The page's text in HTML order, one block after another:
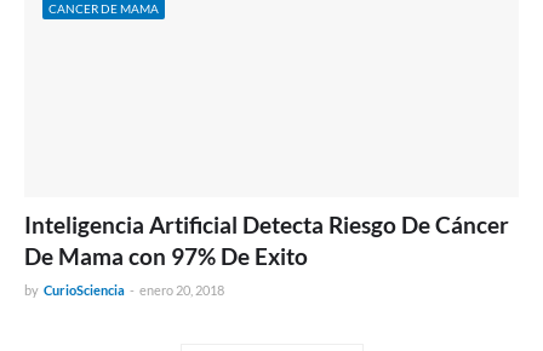
CANCER DE MAMA
Inteligencia Artificial Detecta Riesgo De Cáncer
De Mama con 97% De Exito
by CurioSciencia - enero 20, 2018